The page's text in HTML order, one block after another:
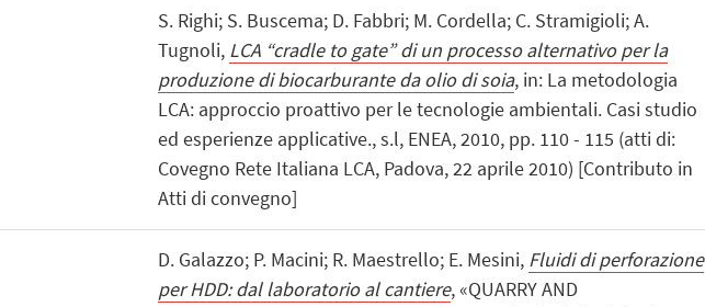
S. Righi; S. Buscema; D. Fabbri; M. Cordella; C. Stramigioli; A.
Tugnoli, LCA “cradle to gate” di un processo alternativo per la
produzione di biocarburante da olio di soia, in: La metodologia
LCA: approccio proattivo per le tecnologie ambientali. Casi studio
ed esperienze applicative., s.l, ENEA, 2010, pp. 110 - 115 (atti di:
Covegno Rete Italiana LCA, Padova, 22 aprile 2010) [Contributo in
Atti di convegno]
D. Galazzo; P. Macini; R. Maestrello; E. Mesini, Fluidi di perforazione
per HDD: dal laboratorio al cantiere, «QUARRY AND